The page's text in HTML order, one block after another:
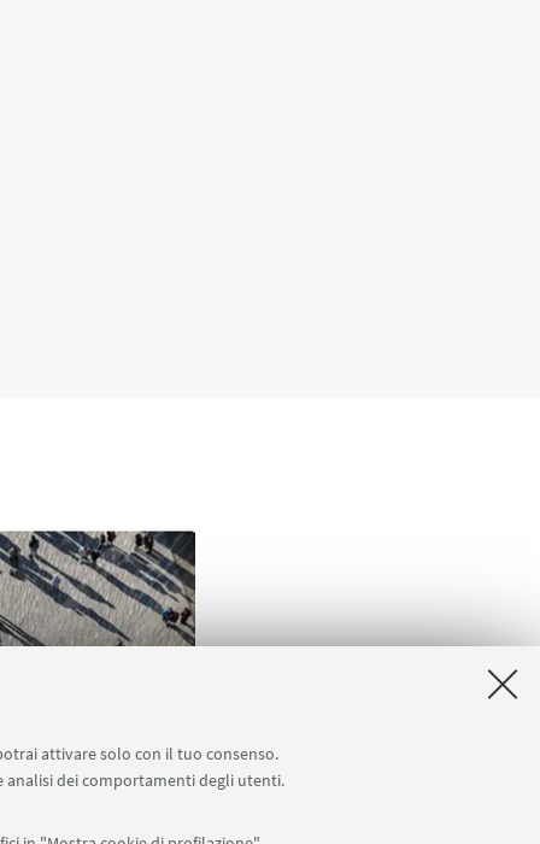
attivare solo con il tuo consenso.
analisi dei comportamenti degli utenti.
S (2026)
between